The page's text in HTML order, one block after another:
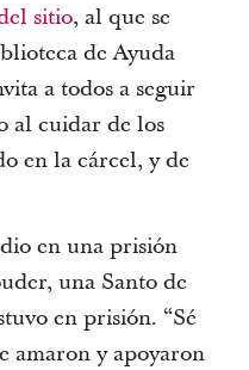
sitio, al que se
de Ayuda
a todos a seguir
al cuidar de los
en la cárcel, y de
en una prisión
una Santo de
en prisión. “Sé
amaron y apoyaron